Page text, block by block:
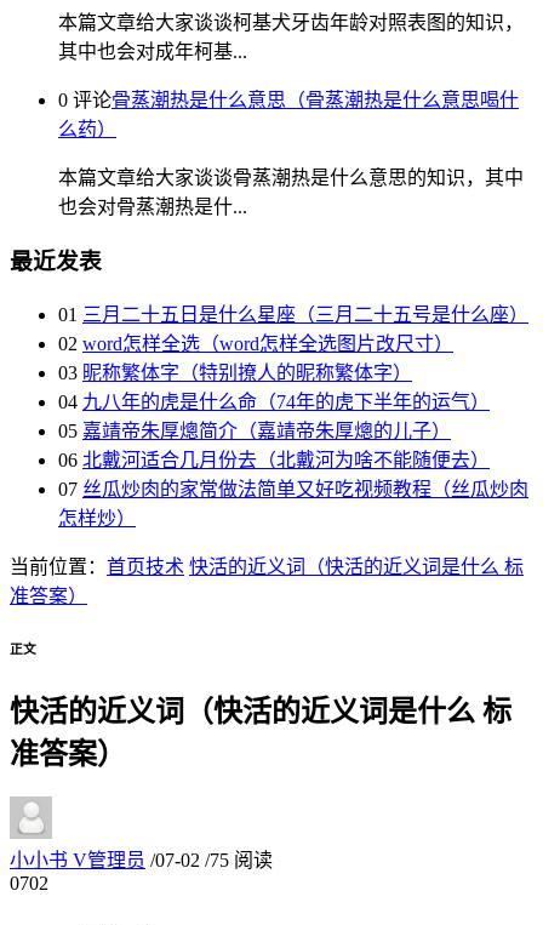
本篇文章给大家谈谈柯基犬牙齿年龄对照表图的知识，
其中也会对成年柯基...
0 评论骨蒸潮热是什么意思（骨蒸潮热是什么意思喝什
么药）
本篇文章给大家谈谈骨蒸潮热是什么意思的知识，其中
也会对骨蒸潮热是什...
最近发表
01 三月二十五日是什么星座（三月二十五号是什么座）
02 word怎样全选（word怎样全选图片改尺寸）
03 昵称繁体字（特别撩人的昵称繁体字）
04 九八年的虎是什么命（74年的虎下半年的运气）
05 嘉靖帝朱厚熜简介（嘉靖帝朱厚熜的儿子）
06 北戴河适合几月份去（北戴河为啥不能随便去）
07 丝瓜炒肉的家常做法简单又好吃视频教程（丝瓜炒肉
怎样炒）
当前位置： 首页技术 快活的近义词（快活的近义词是什么 标
准答案）
正文
快活的近义词（快活的近义词是什么 标
准答案）
小小书 V管理员 /07-02 /75 阅读
0702